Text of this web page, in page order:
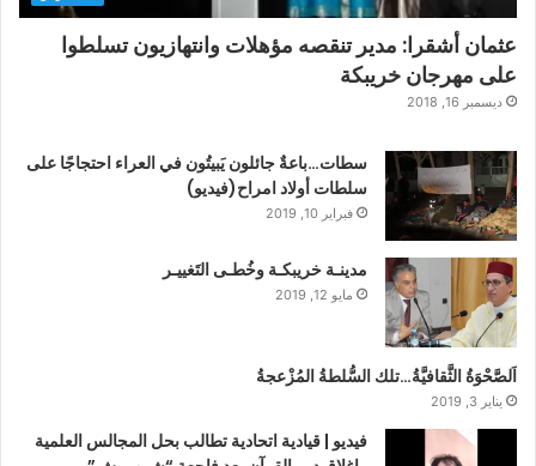
عثمان أشقرا: مدير تنقصه مؤهلات وانتهازيون تسلطوا
على مهرجان خريبكة
ديسمبر 16, 2018
سطات…باعةٌ جائلون يَبيتُون في العراء احتجاجًا على
سلطات أولاد امراح(فيديو)
فبراير 10, 2019
مدينـة خريبكـة وخُطـى التَغييـر
مايو 12, 2019
اَلصَّحْوَةُ الثَّقافيَّةُ…تلك السُّلطةُ المُزْعجةُ
يناير 3, 2019
فيديو | قيادية اتحادية تطالب بحل المجالس العلمية